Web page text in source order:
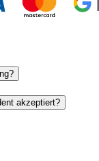
akzeptiert?